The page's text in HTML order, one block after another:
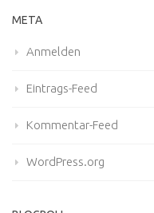
META
Anmelden
Eintrags-Feed
Kommentar-Feed
WordPress.org